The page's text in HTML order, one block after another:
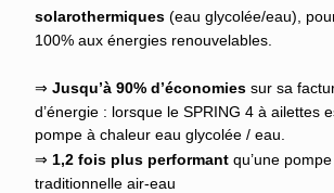
solarothermiques (eau glycolée/eau),
100% aux énergies renouvelables.
⇒ Jusqu’à 90% d’économies sur sa
d’énergie : lorsque le SPRING 4 à ailettes
pompe à chaleur eau glycolée / eau.
⇒ 1,2 fois plus performant qu’une
traditionnelle air-eau